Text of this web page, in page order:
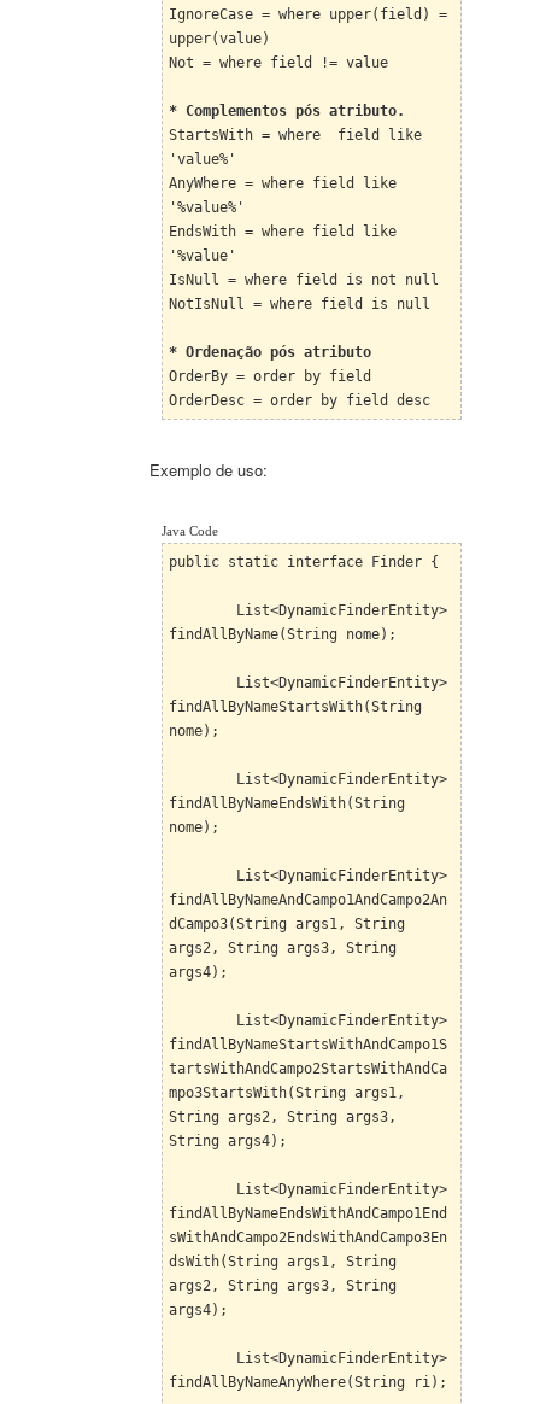
IgnoreCase = where upper(field) =
upper(value)
Not = where field != value
* Complementos pós atributo.
StartsWith = where field like
'value%'
AnyWhere = where field like
'%value%'
EndsWith = where field like
'%value'
IsNull = where field is not null
NotIsNull = where field is null
* Ordenação pós atributo
OrderBy = order by field
OrderDesc = order by field desc
Exemplo de uso:
Java Code
public static interface Finder {
List<DynamicFinderEntity>
findAllByName(String nome);
List<DynamicFinderEntity>
findAllByNameStartsWith(String
nome);
List<DynamicFinderEntity>
findAllByNameEndsWith(String
nome);
List<DynamicFinderEntity>
findAllByNameAndCampo1AndCampo2An
dCampo3(String args1, String
args2, String args3, String
args4);
List<DynamicFinderEntity>
findAllByNameStartsWithAndCampo1S
tartsWithAndCampo2StartsWithAndCa
mpo3StartsWith(String args1,
String args2, String args3,
String args4);
List<DynamicFinderEntity>
findAllByNameEndsWithAndCampo1End
sWithAndCampo2EndsWithAndCampo3En
dsWith(String args1, String
args2, String args3, String
args4);
List<DynamicFinderEntity>
findAllByNameAnyWhere(String ri);